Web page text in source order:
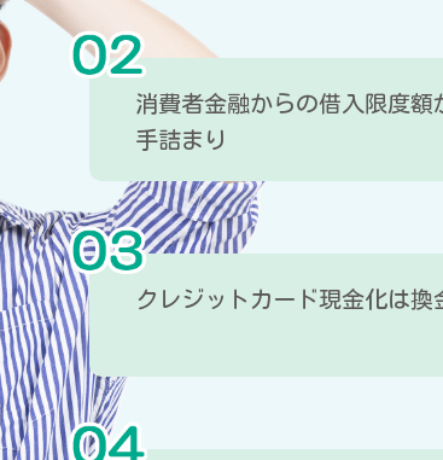
消費者金融からの借入限度
手詰まり
クレジットカード現金化は